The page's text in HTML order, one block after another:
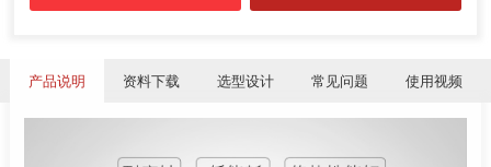
产品说明 资料下载 选型设计 常见问题 使用视频